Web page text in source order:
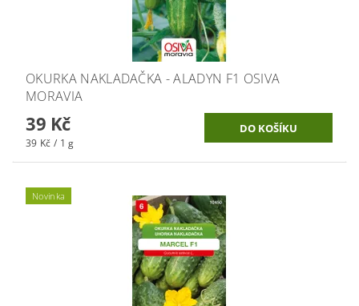
OKURKA NAKLADAČKA - ALADYN F1 OSIVA
MORAVIA
39 Kč
39 Kč / 1 g
Novinka